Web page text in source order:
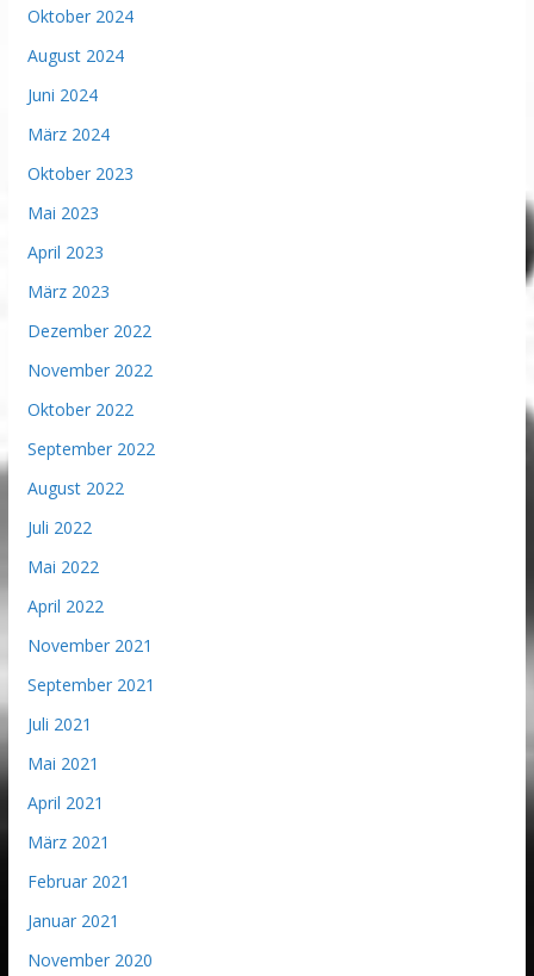
Oktober 2024
August 2024
Juni 2024
März 2024
Oktober 2023
Mai 2023
April 2023
März 2023
Dezember 2022
November 2022
Oktober 2022
September 2022
August 2022
Juli 2022
Mai 2022
April 2022
November 2021
September 2021
Juli 2021
Mai 2021
April 2021
März 2021
Februar 2021
Januar 2021
November 2020